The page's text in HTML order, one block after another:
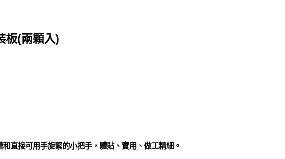
板(兩顆入)
直接可用手旋緊的小把手，體貼、實用、做工精細。